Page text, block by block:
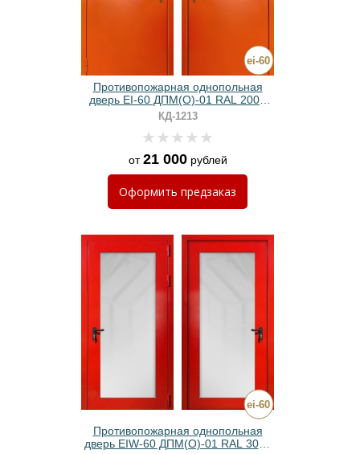
Противопожарная однопольная
дверь EI-60 ДПМ(О)-01 RAL 2004
оранжевая с прямоугольным
стеклом и хромированными
ручками
КД-1213
от21 000рублей
Оформить предзаказ
Противопожарная однопольная
дверь EIW-60 ДПМ(О)-01 RAL 3024